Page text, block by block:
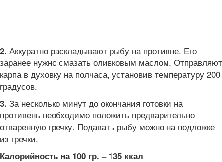
2. Аккуратно раскладывают рыбу на противне. Его
заранее нужно смазать оливковым маслом. Отправляют
карпа в духовку на полчаса, установив температуру 200
градусов.
3. За несколько минут до окончания готовки на
противень необходимо положить предварительно
отваренную гречку. Подавать рыбу можно на подложке
из гречки.
Калорийность на 100 гр. – 135 ккал